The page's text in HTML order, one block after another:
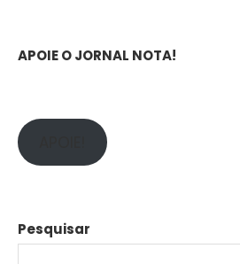
APOIE O JORNAL NOTA!
Pesquisar